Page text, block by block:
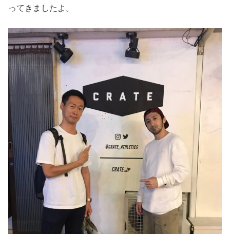
ってきましたよ。